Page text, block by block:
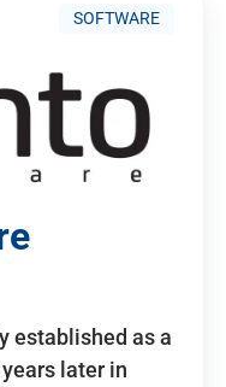
SOFTWARE
established as a
later in